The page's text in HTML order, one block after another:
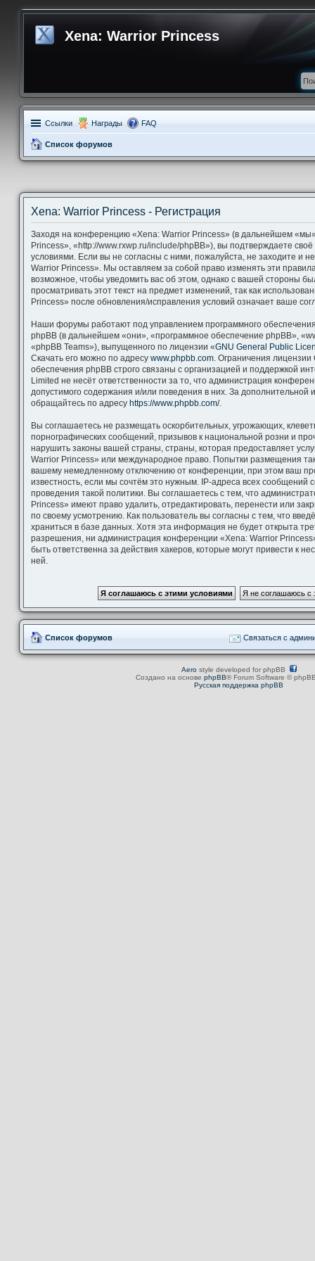
Xena: Warrior Princess
Ссылки Награды FAQ
Список форумов
Xena: Warrior Princess - Регистрация
Заходя на конференцию «Xena: Warrior Princess» (в дальнейшем
Princess», «http://www.rxwp.ru/include/phpBB»), вы подтверждаете
условиями. Если вы не согласны с ними, пожалуйста, не заходите и
Warrior Princess». Мы оставляем за собой право изменять эти
возможное, чтобы уведомить вас об этом, однако с вашей стороны
просматривать этот текст на предмет изменений, так как
Princess» после обновления/исправления условий означает ваше
Наши форумы работают под управлением программного
phpBB (в дальнейшем «они», «программное обеспечение phpBB»,
«phpBB Teams»), выпущенного по лицензии «GNU General Public
Скачать его можно по адресу www.phpbb.com. Ограничения лицензии
обеспечения phpBB строго связаны с организацией и поддержкой
Limited не несёт ответственности за то, что администрация
допустимого содержания и/или поведения в них. За
обращайтесь по адресу https://www.phpbb.com/.
Вы соглашаетесь не размещать оскорбительных, угрожающих,
порнографических сообщений, призывов к национальной розни и
нарушить законы вашей страны, страны, которая предоставляет
Warrior Princess» или международное право. Попытки размещения
вашему немедленному отключению от конференции, при этом ваш
известность, если мы сочтём это нужным. IP-адреса всех сообщений
проведения такой политики. Вы соглашаетесь с тем, что
Princess» имеют право удалить, отредактировать, перенести или
по своему усмотрению. Как пользователь вы согласны с тем, что
храниться в базе данных. Хотя эта информация не будет открыта
разрешения, ни администрация конференции «Xena: Warrior
быть ответственна за действия хакеров, которые могут привести к
ней.
Список форумов Связаться с
Aerostyle developed for phpBB
Создано на основе phpBB® Forum Software ©
Русская поддержка phpBB